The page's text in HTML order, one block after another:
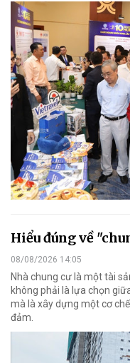
Hiểu đúng về
08/08/2026 14:05
Nhà chung cư là một tài
không phải là lựa chọn
mà là xây dựng một cơ
đảm.